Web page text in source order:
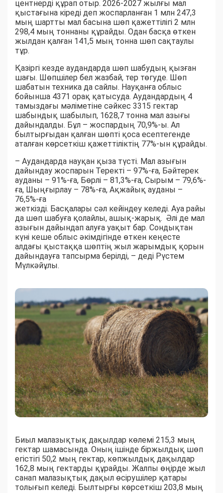
центнерді құрап отыр. 2026-2027 жылғы мал
қыстағына кіреді деп жоспарланған 1 млн 247,3
мың шартты мал басына шөп қажеттілігі 2 млн
298,4 мың тоннаны құрайды. Одан басқа өткен
жылдан қалған 141,5 мың тонна шөп сақтаулы
тұр.
Қазіргі кезде аудандарда шөп шабудың қызған
шағы. Шөпшілер бел жазбай, тер төгуде. Шөп
шабатын техника да сайлы. Науқанға облыс
бойынша 4371 орақ қатысуда. Аудандардың 4
тамыздағы мәліметіне сәйкес 3315 гектар
шабындық шабылып, 1628,7 тонна мал азығы
дайындалды. Бұл – жоспардың 70,9%-ы. Ал
былтырғыдан қалған шөпті қоса есептегенде
аталған көрсеткіш қажеттіліктің 77%-ын құрайды.
– Аудандарда науқан қыза түсті. Мал азығын
дайындау жоспарын Теректі – 97%-ға, Бәйтерек
ауданы – 91%-ға, Бөрлі – 81,3%-ға, Сырым – 79,6%-
ға, Шыңғырлау – 78%-ға, Ақжайық ауданы –
76,5%-ға
жеткізді. Басқалары сәл кейіндеу келеді. Ауа райы
да шөп шабуға қолайлы, ашық-жарық. Әлі де мал
азығын дайындап алуға уақыт бар. Сондықтан
күні кеше облыс әкімдігінде өткен кеңесте
алдағы қыстаққа шөптің жыл жарымдық қорын
дайындауға тапсырма берілді, – деді Рүстем
Мүлкәйұлы.
Биыл малазықтық дақылдар көлемі 215,3 мың
гектар шамасында. Оның ішінде біржылдық шөп
егістігі 50,2 мың гектар, көпжылдық дақылдар
162,8 мың гектарды құрайды. Жалпы өңірде жыл
санап малазықтық дақыл өсірушілер қатары
толығып келеді. Былтырғы көрсеткіш 203,8 мың